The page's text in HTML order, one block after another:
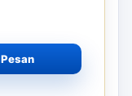
Pesan